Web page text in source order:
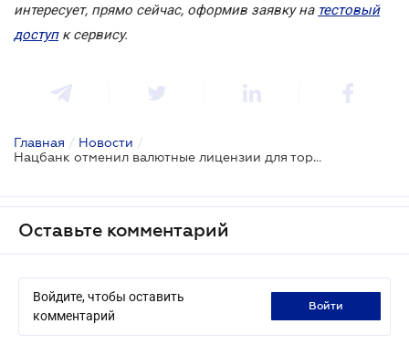
интересует, прямо сейчас, оформив заявку на тестовый
доступк сервису.
Главная / Новости /
Нацбанк отменил валютные лицензии для торговцев ценными бумагами
Оставьте комментарий
Войдите, чтобы оставить
комментарий
войти